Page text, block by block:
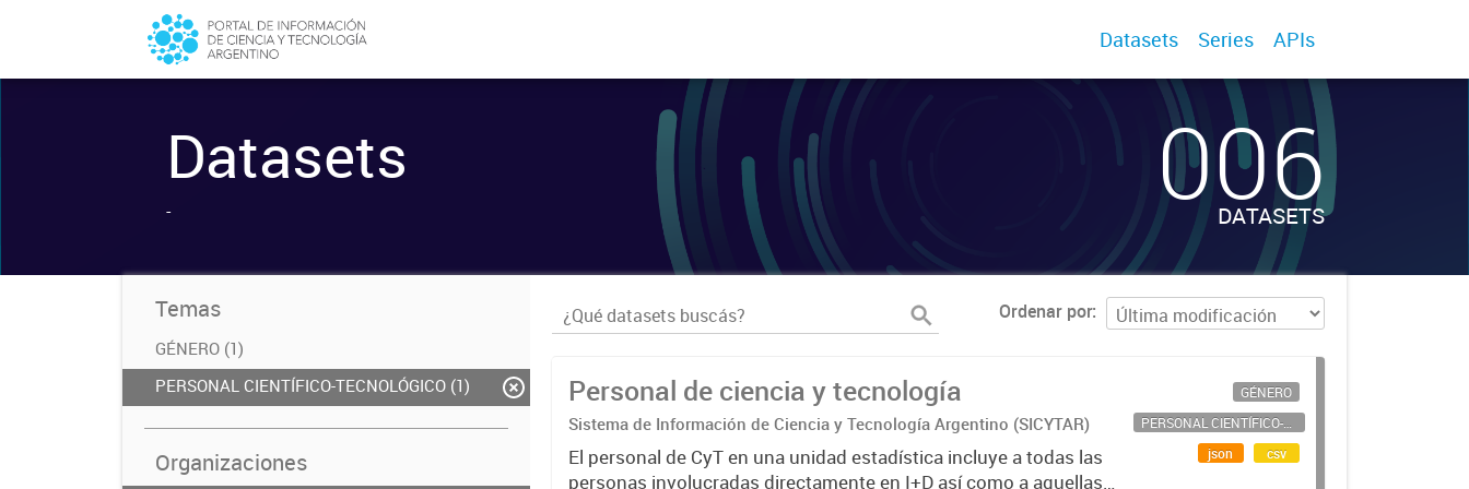
Datasets Series APIs
Datasets
- 006
DATASETS
Temas
GÉNERO (1)
PERSONAL CIENTÍFICO-TECNOLÓGICO (1)
Organizaciones
Ordenar por
Personal de ciencia y tecnología
Sistema de Información de Ciencia y Tecnología Argentino (SICYTAR)
El personal de CyT en una unidad estadística incluye a todas las
personas involucradas directamente en I+D así como a aquellas
GÉNERO
PERSONAL CIENTÍFICO-TECNOLÓGICO
json
csv